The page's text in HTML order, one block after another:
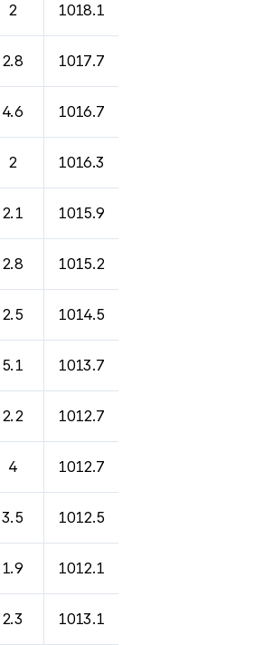
2 1018.1
2.8 1017.7
4.6 1016.7
2 1016.3
2.1 1015.9
2.8 1015.2
2.5 1014.5
5.1 1013.7
2.2 1012.7
4 1012.7
3.5 1012.5
1.9 1012.1
2.3 1013.1